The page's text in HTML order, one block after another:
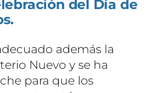
del Día de
además la
Nuevo y se ha
para que los